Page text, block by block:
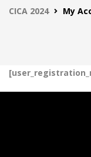
CICA 2024 My